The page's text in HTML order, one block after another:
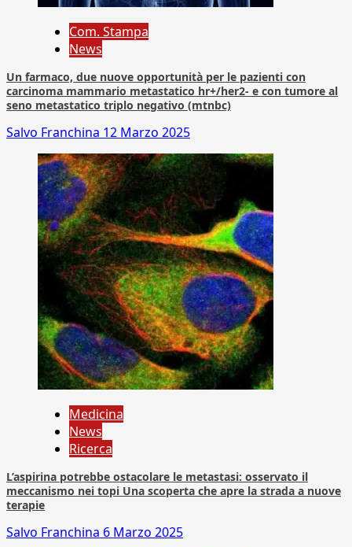
Com. Stampa
News
Un farmaco, due nuove opportunità per le pazienti con
carcinoma mammario metastatico hr+/her2- e con tumore al
seno metastatico triplo negativo (mtnbc)
Salvo Franchina 12 Marzo 2025
Medicina
News
Ricerca
L’aspirina potrebbe ostacolare le metastasi: osservato il
meccanismo nei topi Una scoperta che apre la strada a nuove
terapie
Salvo Franchina 6 Marzo 2025